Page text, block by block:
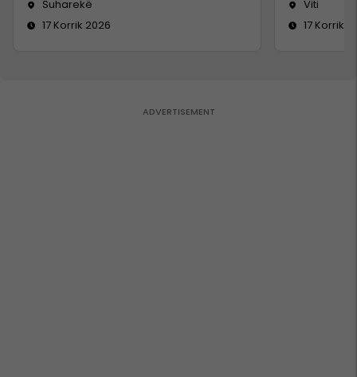
Suharekë
17 Korrik 2026
Viti
17 Korrik